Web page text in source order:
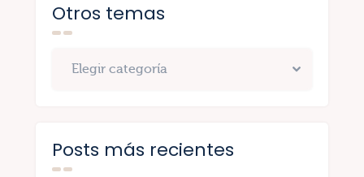
Otros temas
Posts más recientes